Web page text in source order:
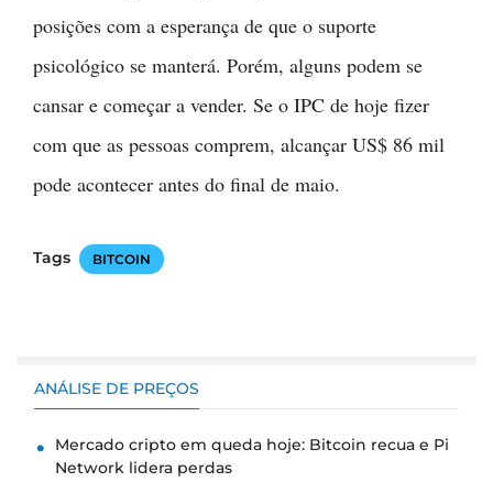
posições com a esperança de que o suporte
psicológico se manterá. Porém, alguns podem se
cansar e começar a vender. Se o IPC de hoje fizer
com que as pessoas comprem, alcançar US$ 86 mil
pode acontecer antes do final de maio.
Tags BITCOIN
ANÁLISE DE PREÇOS
Mercado cripto em queda hoje: Bitcoin recua e Pi
Network lidera perdas